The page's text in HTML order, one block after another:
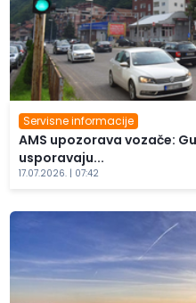
Servisne informacije
AMS upozorava vozače:
usporavaju...
17.07.2026. | 07:42